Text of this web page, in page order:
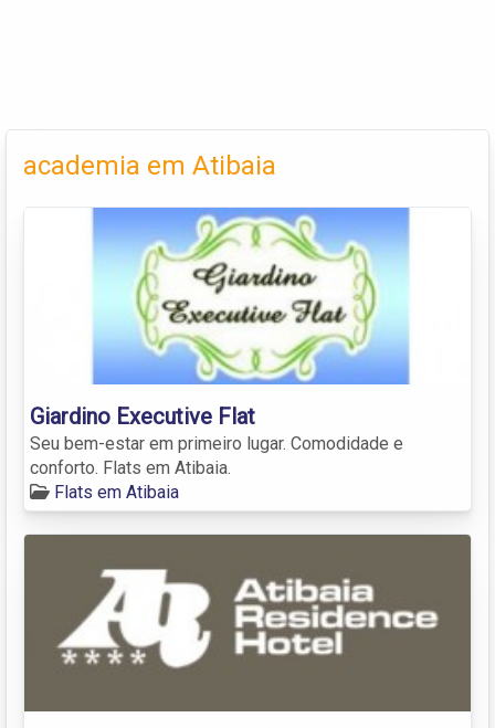
academia em Atibaia
Giardino Executive Flat
Seu bem-estar em primeiro lugar. Comodidade e
conforto. Flats em Atibaia.
Flats em Atibaia